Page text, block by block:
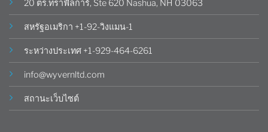
20 ตร.ทราฟัลการ์, Ste 620 Nashua, NH 03063
สหรัฐอเมริกา +1-92-วิงแมน-1
ระหว่างประเทศ +1-929-464-6261
info@wyvernltd.com
สถานะเว็บไซต์